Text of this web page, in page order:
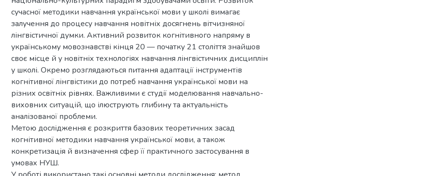
сучасної методики навчання української мови у школі вимагає
залучення до процесу навчання новітніх досягнень вітчизняної
лінгвістичної думки. Активний розвиток когнітивного напряму в
українському мовознавстві кінця 20 — початку 21 століття знайшов
своє місце й у новітніх технологіях навчання лінгвістичних дисциплін
у школі. Окремо розглядаються питання адаптації інструментів
когнітивної лінгвістики до потреб навчання української мови на
різних освітніх рівнях. Важливими є студії моделювання навчально-
виховних ситуацій, що ілюструють глибину та актуальність
аналізованої проблеми.
Метою дослідження є розкриття базових теоретичних засад
когнітивної методики навчання української мови, а також
конкретизація й визначення сфер її практичного застосування в
умовах НУШ.